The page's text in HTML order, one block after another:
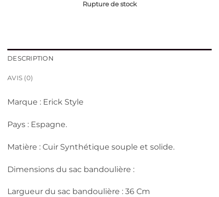
Rupture de stock
DESCRIPTION
AVIS (0)
Marque : Erick Style
Pays : Espagne.
Matière : Cuir Synthétique souple et solide.
Dimensions du sac bandoulière :
Largueur du sac bandoulière : 36 Cm